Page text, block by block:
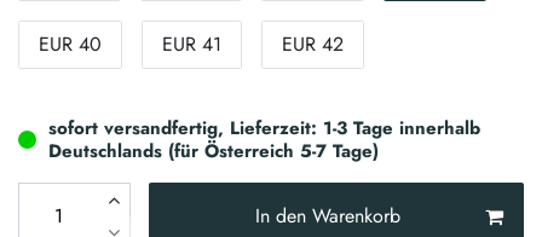
EUR 40 EUR 41 EUR 42
sofort versandfertig, Lieferzeit: 1-3 Tage innerhalb
Deutschlands (für Österreich 5-7 Tage)
In den Warenkorb